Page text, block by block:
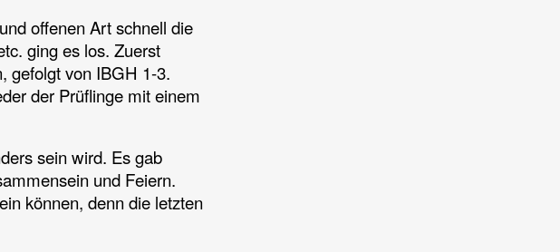
offenen Art schnell die
ging es los. Zuerst
gefolgt von IBGH 1-3.
der Prüflinge mit einem
sein wird. Es gab
und Feiern.
können, denn die letzten